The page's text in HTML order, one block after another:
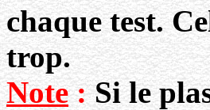
chaque test.
trop.
Note:Si le